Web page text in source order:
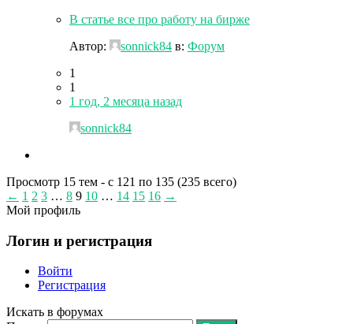
В статье все про работу на бирже
Автор:
sonnick84 в: Форум
1
1
1 год, 2 месяца назад
sonnick84
Просмотр 15 тем - с 121 по 135 (235 всего)
← 1 2 3 … 8 9 10 … 14 15 16 →
Мой профиль
Логин и регистрация
Войти
Регистрация
Искать в форумах